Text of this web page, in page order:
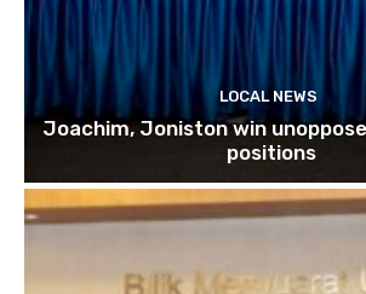
LOCAL NEWS
Joachim, Joniston win
positions